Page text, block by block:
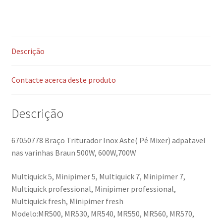
Descrição
Contacte acerca deste produto
Descrição
67050778 Braço Triturador Inox Aste( Pé Mixer) adpatavel
nas varinhas Braun 500W, 600W,700W
Multiquick 5, Minipimer 5, Multiquick 7, Minipimer 7,
Multiquick professional, Minipimer professional,
Multiquick fresh, Minipimer fresh
Modelo:MR500, MR530, MR540, MR550, MR560, MR570,